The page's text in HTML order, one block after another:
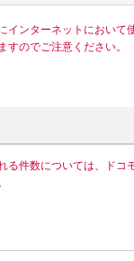
インターネットにおい
のでご注意ください。
る件数については、ド